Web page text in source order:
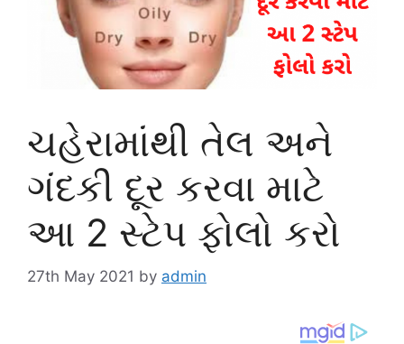
ચહેરામાંથી તેલ અને
ગંદકી દૂર કરવા માટે
આ 2 સ્ટેપ ફોલો કરો
27th May 2021 by admin